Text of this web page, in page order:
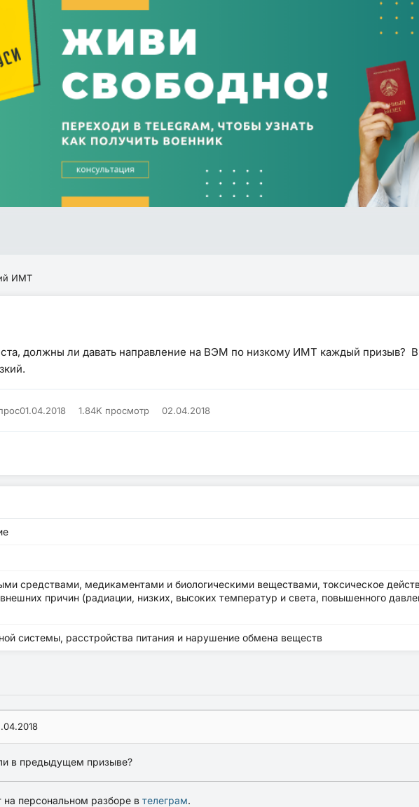
ИМТ
должны ли давать направление на ВЭМ по низкому ИМТ каждый призыв?
01.04.2018 1.84K просмотр 02.04.2018
средствами, медикаментами и биологическими веществами, токсическое
причин (радиации, низких, высоких температур и света, повышенного
системы, расстройства питания и нарушение обмена веществ
в предыдущем призыве?
на персональном разборе в телеграм.